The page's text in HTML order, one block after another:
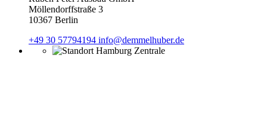
Möllendorffstraße 3
10367 Berlin
+49 30 57794194 info@demmelhuber.de